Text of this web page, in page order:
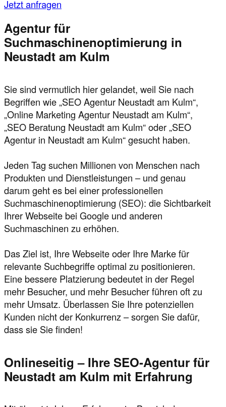
Jetzt anfragen
Agentur für
Suchmaschinenoptimierung in
Neustadt am Kulm
Sie sind vermutlich hier gelandet, weil Sie nach
Begriffen wie „SEO Agentur Neustadt am Kulm“,
„Online Marketing Agentur Neustadt am Kulm“,
„SEO Beratung Neustadt am Kulm“ oder „SEO
Agentur in Neustadt am Kulm“ gesucht haben.
Jeden Tag suchen Millionen von Menschen nach
Produkten und Dienstleistungen – und genau
darum geht es bei einer professionellen
Suchmaschinenoptimierung (SEO): die Sichtbarkeit
Ihrer Webseite bei Google und anderen
Suchmaschinen zu erhöhen.
Das Ziel ist, Ihre Webseite oder Ihre Marke für
relevante Suchbegriffe optimal zu positionieren.
Eine bessere Platzierung bedeutet in der Regel
mehr Besucher, und mehr Besucher führen oft zu
mehr Umsatz. Überlassen Sie Ihre potenziellen
Kunden nicht der Konkurrenz – sorgen Sie dafür,
dass sie Sie finden!
Onlineseitig – Ihre SEO-Agentur für
Neustadt am Kulm mit Erfahrung